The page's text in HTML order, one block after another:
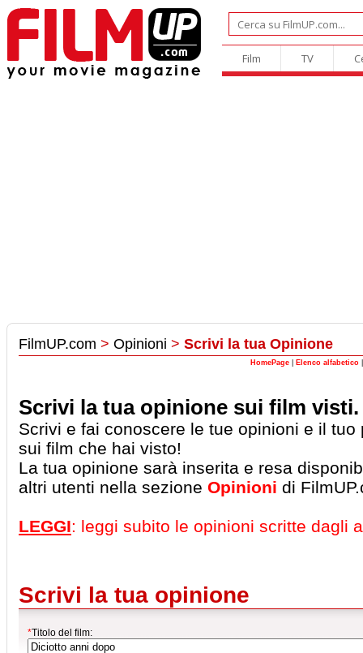
Film TV
FilmUP.com > Opinioni > Scrivi la tua Opinione
HomePage Elenco alfabetico
Scrivi la tua opinione sui film visti.
Scrivi e fai conoscere le tue opinioni e il tuo
sui film che hai visto!
La tua opinione sarà inserita e resa
altri utenti nella sezione Opinioni di
LEGGI: leggi subito le opinioni scritte dagli
Scrivi la tua opinione
*Titolo del film: